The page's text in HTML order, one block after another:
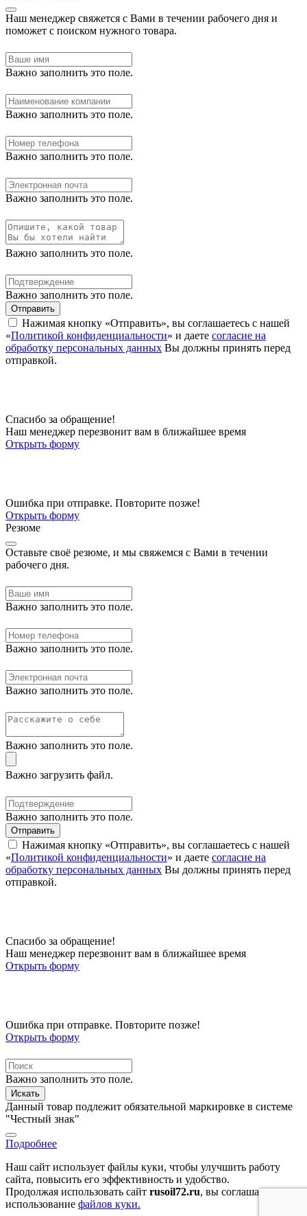
Наш менеджер свяжется с Вами в течении рабочего дня и
поможет с поиском нужного товара.
Важно заполнить это поле.
Важно заполнить это поле.
Важно заполнить это поле.
Важно заполнить это поле.
Важно заполнить это поле.
Важно заполнить это поле.
Отправить
Нажимая кнопку «Отправить», вы соглашаетесь с нашей
«Политикой конфиденциальности» и даете согласие на
обработку персональных данных Вы должны принять перед
отправкой.
Спасибо за обращение!
Наш менеджер перезвонит вам в ближайшее время
Открыть форму
Ошибка при отправке. Повторите позже!
Открыть форму
Резюме
Оставьте своё резюме, и мы свяжемся с Вами в течении
рабочего дня.
Важно заполнить это поле.
Важно заполнить это поле.
Важно заполнить это поле.
Важно заполнить это поле.
Важно загрузить файл.
Важно заполнить это поле.
Отправить
Нажимая кнопку «Отправить», вы соглашаетесь с нашей
«Политикой конфиденциальности» и даете согласие на
обработку персональных данных Вы должны принять перед
отправкой.
Спасибо за обращение!
Наш менеджер перезвонит вам в ближайшее время
Открыть форму
Ошибка при отправке. Повторите позже!
Открыть форму
Важно заполнить это поле.
Искать
Данный товар подлежит обязательной маркировке в системе
"Честный знак"
Подробнее
Наш сайт использует файлы куки, чтобы улучшить работу
сайта, повысить его эффективность и удобство.
Продолжая использовать сайт rusoil72.ru, вы соглашаетесь на
использование файлов куки.